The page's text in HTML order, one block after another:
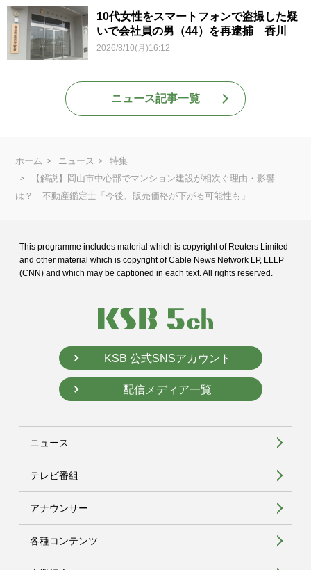
10代女性をスマートフォンで盗撮した疑
いで会社員の男（44）を再逮捕 香川
2026/8/10(月)16:12
ニュース記事一覧
ホーム ニュース
特集
【解説】岡山市中心部でマンション建設が相次ぐ理由・影響
は？ 不動産鑑定士「今後、販売価格が下がる可能性も」
This programme includes material which is copyright of Reuters Limited
and other material which is copyright of Cable News Network LP, LLLP
(CNN) and which may be captioned in each text. All rights reserved.
KSB 公式SNSアカウント
配信メディア一覧
ニュース
テレビ番組
アナウンサー
各種コンテンツ